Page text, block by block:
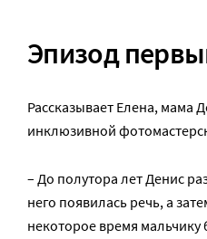
Эпизод
Рассказывает Елена, мама
инклюзивной
– До полутора лет Денис
него появилась речь, а
некоторое время